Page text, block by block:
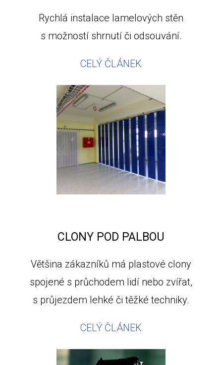
Rychlá instalace lamelových stěn
s možností shrnutí či odsouvání.
CELÝ ČLÁNEK
CLONY POD PALBOU
Většina zákazníků má plastové clony
spojené s průchodem lidí nebo zvířat,
s průjezdem lehké či těžké techniky.
CELÝ ČLÁNEK